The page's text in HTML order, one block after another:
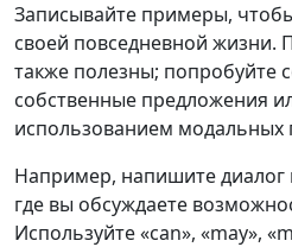
Записывайте примеры,
своей повседневной жизни.
также полезны; попробуйте
собственные предложения
использованием модальных
Например, напишите диалог
где вы обсуждаете
Используйте «can», «may»,